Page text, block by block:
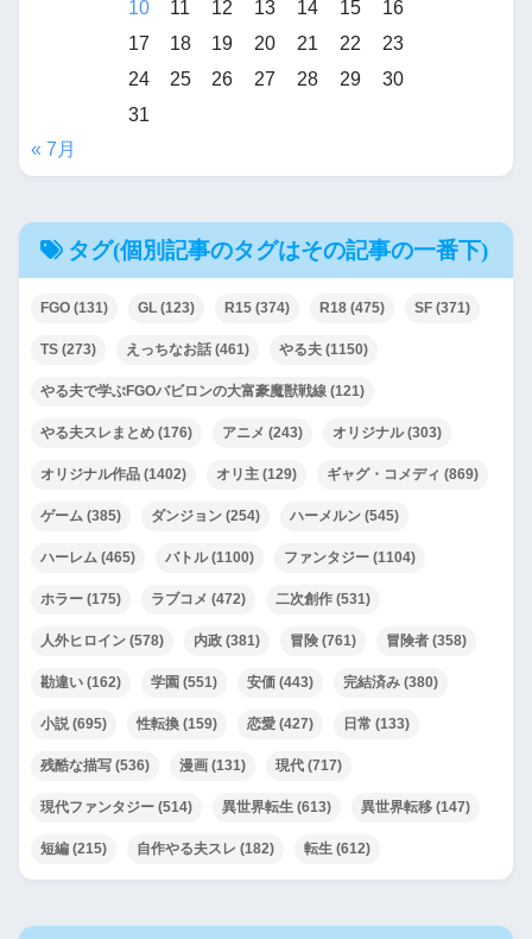
水底の汚濁
【R-18G】姫騎士ニアスと淫
獄の霧に沈む王国
【迷宮】彼らは星となるよう
です【先遣隊】
【R-18G】やらない夫はTS姫
武将になるようです
【ヒロモンSLG・二次創作】
落ちこぼれトレーナーあかり
の挑戦
やる夫達は未来を取り返すよ
うです
【R-18】アルキャス社長は街
を乗っ取るようです
10 11 12 13 14 15
16
17
18 19 20 21 22
23
24
25 26 27 28 29
30
31
« 7月
タグ(個別記事のタグはその記事の一番下)
FGO (131) GL (123) R15 (374) R18 (475) SF (371)
TS (273) えっちなお話 (461) やる夫 (1150)
やる夫で学ぶFGOバビロンの大富豪魔獣戦線 (121)
やる夫スレまとめ (176) アニメ (243) オリジナル(303)
オリジナル作品 (1402) オリ主 (129) ギャグ・コメディ (869)
ゲーム (385) ダンジョン (254) ハーメルン (545)
ハーレム (465) バトル(1100) ファンタジー (1104)
ホラー (175) ラブコメ (472) 二次創作 (531)
人外ヒロイン (578) 内政 (381) 冒険 (761) 冒険者 (358)
勘違い (162) 学園 (551) 安価 (443) 完結済み (380)
小説(695) 性転換 (159) 恋愛 (427) 日常 (133)
残酷な描写 (536) 漫画 (131) 現代 (717)
現代ファンタジー (514) 異世界転生 (613) 異世界転移 (147)
短編 (215) 自作やる夫スレ (182) 転生 (612)